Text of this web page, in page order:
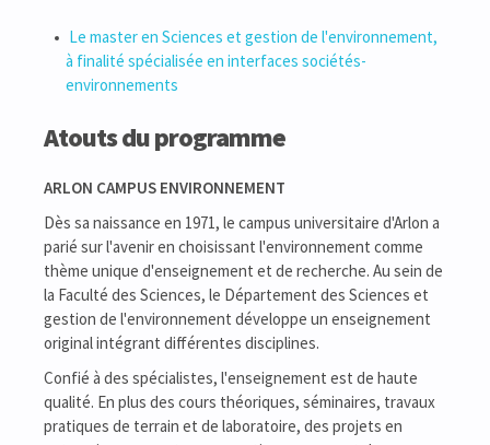
Le master en Sciences et gestion de l'environnement,
à finalité spécialisée en interfaces sociétés-
environnements
Atouts du programme
ARLON CAMPUS ENVIRONNEMENT
Dès sa naissance en 1971, le campus universitaire d'Arlon a
parié sur l'avenir en choisissant l'environnement comme
thème unique d'enseignement et de recherche. Au sein de
la Faculté des Sciences, le Département des Sciences et
gestion de l'environnement développe un enseignement
original intégrant différentes disciplines.
Confié à des spécialistes, l'enseignement est de haute
qualité. En plus des cours théoriques, séminaires, travaux
pratiques de terrain et de laboratoire, des projets en